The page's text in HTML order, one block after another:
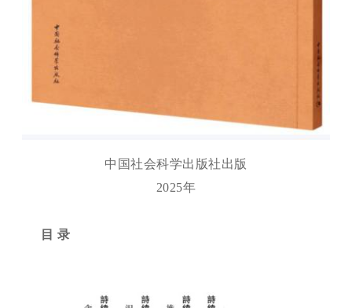
中国社会科学出版社出版
2025年
目 录